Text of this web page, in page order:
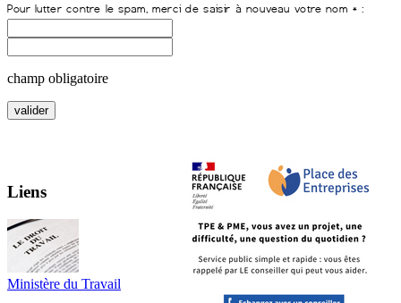
champ obligatoire
Liens
Ministère du Travail